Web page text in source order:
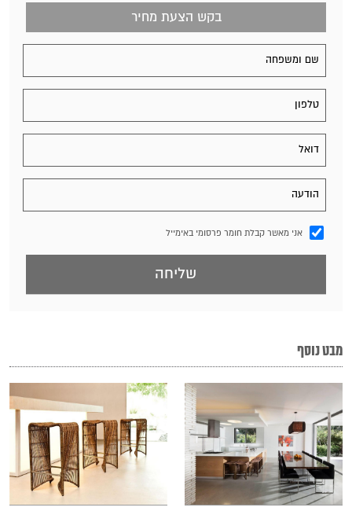
בקש הצעת מחיר
אני מאשר קבלת חומר פרסומי באימייל
מבט נוסף